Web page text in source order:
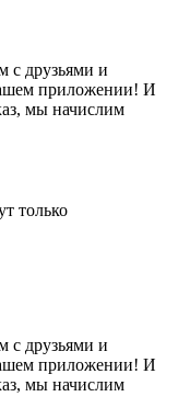
с друзьями и
приложении! И
мы начислим
только
с друзьями и
приложении! И
мы начислим